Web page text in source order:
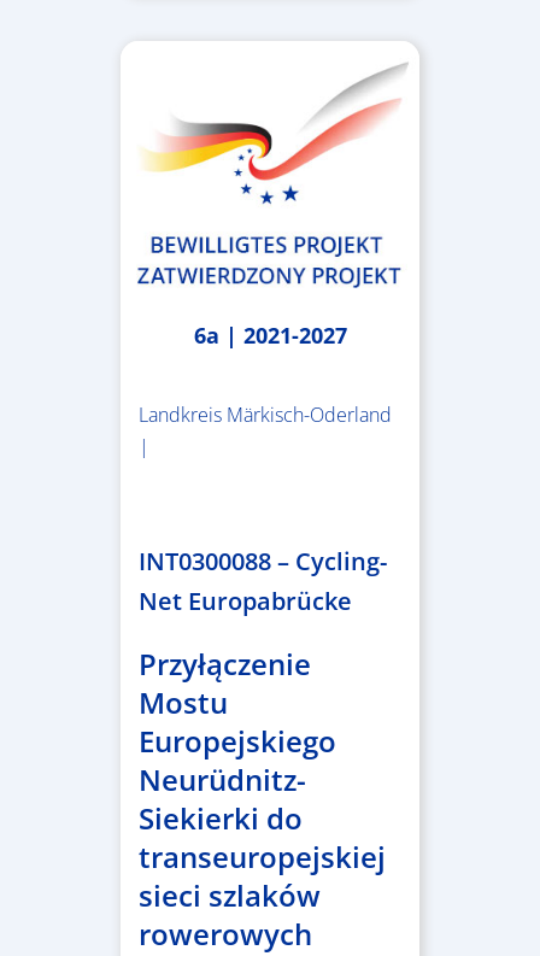
6a | 2021-2027
Landkreis Märkisch-Oderland
|
INT0300088 – Cycling-
Net Europabrücke
Przyłączenie
Mostu
Europejskiego
Neurüdnitz-
Siekierki do
transeuropejskiej
sieci szlaków
rowerowych